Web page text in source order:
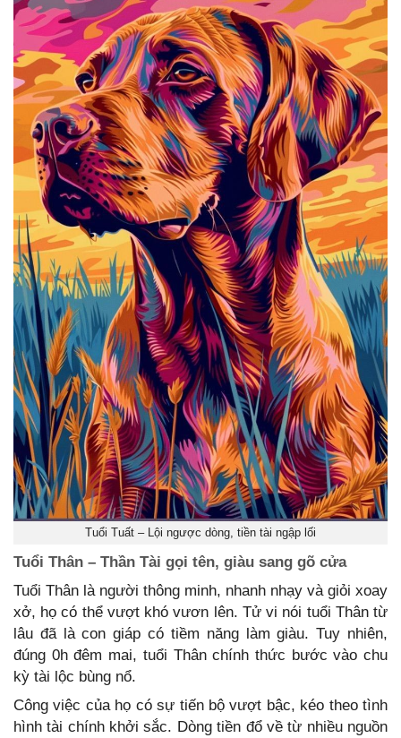
Tuổi Tuất – Lội ngược dòng, tiền tài ngập lối
Tuổi Thân – Thần Tài gọi tên, giàu sang gõ cửa
Tuổi Thân là người thông minh, nhanh nhạy và giỏi xoay
xở, họ có thể vượt khó vươn lên. Tử vi nói tuổi Thân từ
lâu đã là con giáp có tiềm năng làm giàu. Tuy nhiên,
đúng 0h đêm mai, tuổi Thân chính thức bước vào chu
kỳ tài lộc bùng nổ.
Công việc của họ có sự tiến bộ vượt bậc, kéo theo tình
hình tài chính khởi sắc. Dòng tiền đổ về từ nhiều nguồn